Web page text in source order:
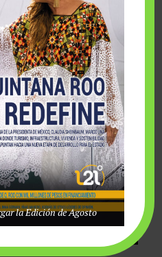
Wish México unieron
deseo de una …
la Edición de Agosto